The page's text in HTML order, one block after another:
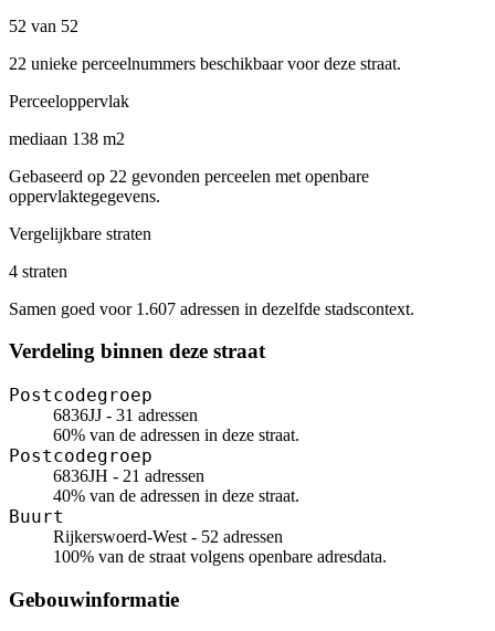
52 van 52
22 unieke perceelnummers beschikbaar voor deze straat.
Perceeloppervlak
mediaan 138 m2
Gebaseerd op 22 gevonden perceelen met openbare
oppervlaktegegevens.
Vergelijkbare straten
4 straten
Samen goed voor 1.607 adressen in dezelfde stadscontext.
Verdeling binnen deze straat
Postcodegroep
6836JJ - 31 adressen
60% van de adressen in deze straat.
Postcodegroep
6836JH - 21 adressen
40% van de adressen in deze straat.
Buurt
Rijkerswoerd-West - 52 adressen
100% van de straat volgens openbare adresdata.
Gebouwinformatie